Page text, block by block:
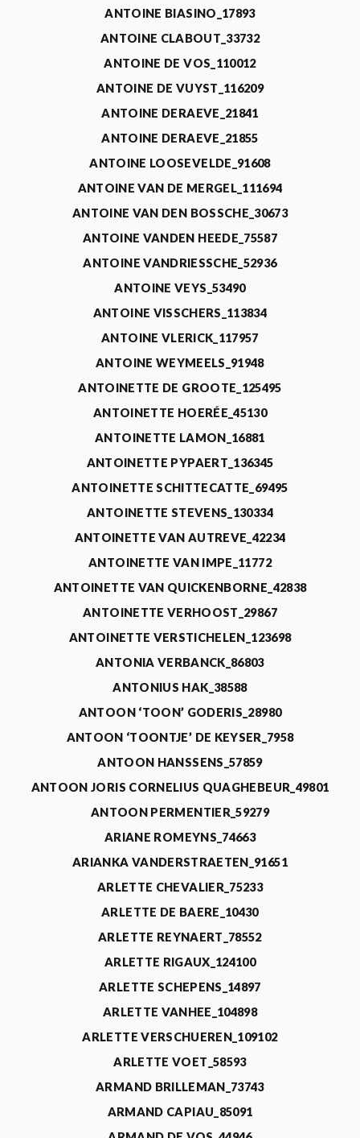
ANTOINE BIASINO_17893
ANTOINE CLABOUT_33732
ANTOINE DE VOS_110012
ANTOINE DE VUYST_116209
ANTOINE DERAEVE_21841
ANTOINE DERAEVE_21855
ANTOINE LOOSEVELDE_91608
ANTOINE VAN DE MERGEL_111694
ANTOINE VAN DEN BOSSCHE_30673
ANTOINE VANDEN HEEDE_75587
ANTOINE VANDRIESSCHE_52936
ANTOINE VEYS_53490
ANTOINE VISSCHERS_113834
ANTOINE VLERICK_117957
ANTOINE WEYMEELS_91948
ANTOINETTE DE GROOTE_125495
ANTOINETTE HOERÉE_45130
ANTOINETTE LAMON_16881
ANTOINETTE PYPAERT_136345
ANTOINETTE SCHITTECATTE_69495
ANTOINETTE STEVENS_130334
ANTOINETTE VAN AUTREVE_42234
ANTOINETTE VAN IMPE_11772
ANTOINETTE VAN QUICKENBORNE_42838
ANTOINETTE VERHOOST_29867
ANTOINETTE VERSTICHELEN_123698
ANTONIA VERBANCK_86803
ANTONIUS HAK_38588
ANTOON ‘TOON’ GODERIS_28980
ANTOON ‘TOONTJE’ DE KEYSER_7958
ANTOON HANSSENS_57859
ANTOON JORIS CORNELIUS QUAGHEBEUR_49801
ANTOON PERMENTIER_59279
ARIANE ROMEYNS_74663
ARIANKA VANDERSTRAETEN_91651
ARLETTE CHEVALIER_75233
ARLETTE DE BAERE_10430
ARLETTE REYNAERT_78552
ARLETTE RIGAUX_124100
ARLETTE SCHEPENS_14897
ARLETTE VANHEE_104898
ARLETTE VERSCHUEREN_109102
ARLETTE VOET_58593
ARMAND BRILLEMAN_73743
ARMAND CAPIAU_85091